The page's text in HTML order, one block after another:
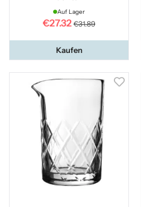
Auf Lager
€27.32 €31.89
Kaufen